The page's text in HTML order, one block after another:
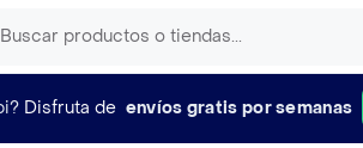
Disfruta de envíos gratis por semanas